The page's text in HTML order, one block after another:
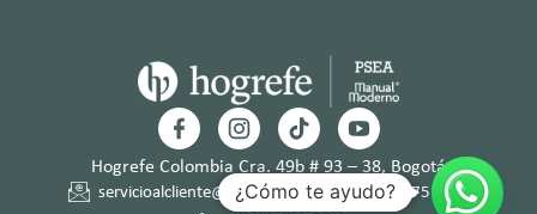
Hogrefe Colombia Cra. 49b # 93 – 38, Bogotá
servicioalcliente@hogrefe.co
+57 321 475 8010
¿Cómo te ayudo?